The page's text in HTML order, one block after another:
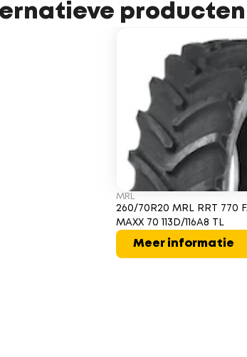
producten
MRL
260/70R20 MRL RRT 770
MAXX 70 113D/116A8 TL
Meer informatie